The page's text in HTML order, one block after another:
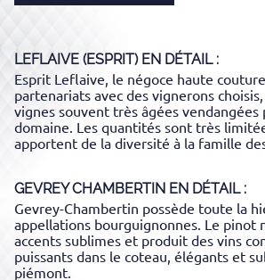
LEFLAIVE (ESPRIT)EN DÉTAIL :
Esprit Leflaive, le négoce haute
partenariats avec des vignerons
vignes souvent très âgées vendangées
domaine. Les quantités sont très
apportent de la diversité à la famille
GEVREY CHAMBERTIN EN DÉTAIL :
Gevrey-Chambertin possède toute la
appellations bourguignonnes. Le pinot
accents sublimes et produit des vins
puissants dans le coteau, élégants et
piémont.